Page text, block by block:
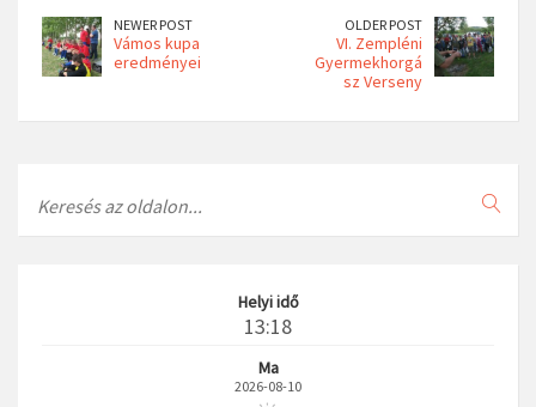
NEWER POST
Vámos kupa
eredményei
OLDER POST
VI. Zempléni
Gyermekhorgá
sz Verseny
Helyi idő
13:18
Ma
2026-08-10